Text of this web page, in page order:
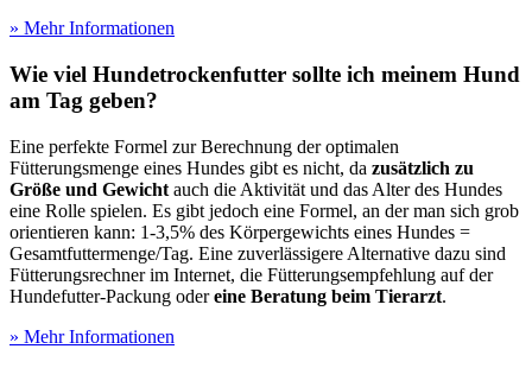
» Mehr Informationen
Wie viel Hundetrockenfutter sollte ich meinem Hund
am Tag geben?
Eine perfekte Formel zur Berechnung der optimalen
Fütterungsmenge eines Hundes gibt es nicht, da zusätzlich zu
Größe und Gewicht auch die Aktivität und das Alter des Hundes
eine Rolle spielen. Es gibt jedoch eine Formel, an der man sich grob
orientieren kann: 1-3,5% des Körpergewichts eines Hundes =
Gesamtfuttermenge/Tag. Eine zuverlässigere Alternative dazu sind
Fütterungsrechner im Internet, die Fütterungsempfehlung auf der
Hundefutter-Packung odereine Beratung beim Tierarzt.
» Mehr Informationen